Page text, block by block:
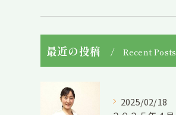
最近の投稿 Recent Posts
2025/02/18